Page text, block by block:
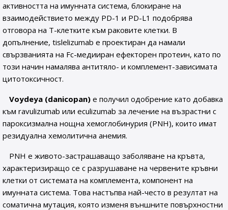
активността на имунната система, блокиране на
взаимодействието между PD-1 и PD-L1 подобрява
отговора на Т-клетките към раковите клетки. В
допълнение, tislelizumab е проектиран да намали
свързванията на Fc-медииран ефекторен протеин, като по
този начин намалява антитяло- и комплемент-зависимата
цитотоксичност.
Voydeya (danicopan) е получил одобрение като добавка
към ravulizumab или eculizumab за лечение на възрастни с
пароксизмална нощна хемоглобинурия (PNH), които имат
резидуална хемолитична анемия.
PNH е живото-застрашаващо заболяване на кръвта,
характеризиращо се с разрушаване на червените кръвни
клетки от системата на комплемента, компонент на
имунната система. Това настъпва най-често в резултат на
соматична мутация, която изменя външните повърхностни